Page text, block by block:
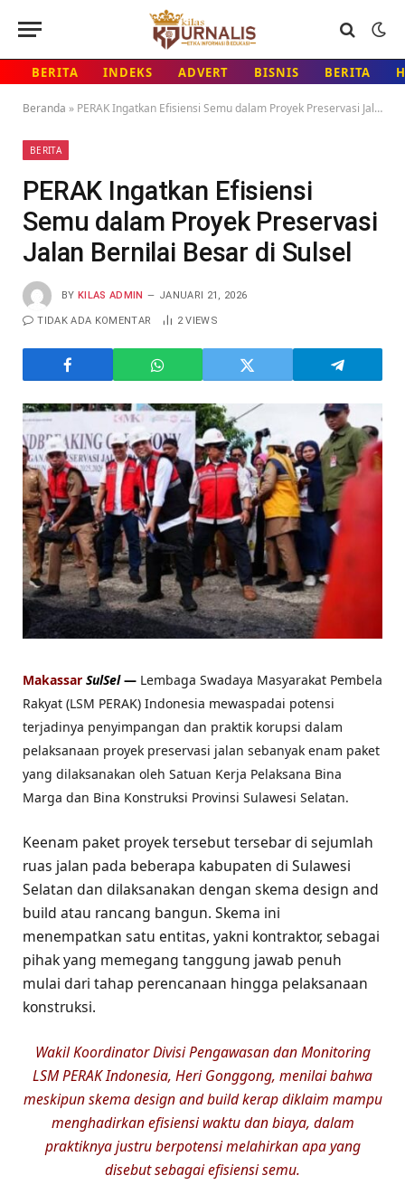
BERITA INDEKS ADVERT BISNIS BERITA
Beranda » PERAK Ingatkan Efisiensi Semu dalam Proyek Preservasi Jalan Bernilai Besar di Sulsel
BERITA
PERAK Ingatkan Efisiensi
Semu dalam Proyek Preservasi
Jalan Bernilai Besar di Sulsel
BY KILAS ADMIN JANUARI 21, 2026
TIDAK ADA KOMENTAR 2VIEWS
Makassar SulSel— Lembaga Swadaya Masyarakat Pembela
Rakyat (LSM PERAK) Indonesia mewaspadai potensi
terjadinya penyimpangan dan praktik korupsi dalam
pelaksanaan proyek preservasi jalan sebanyak enam paket
yang dilaksanakan oleh Satuan Kerja Pelaksana Bina
Marga dan Bina Konstruksi Provinsi Sulawesi Selatan.
Keenam paket proyek tersebut tersebar di sejumlah
ruas jalan pada beberapa kabupaten di Sulawesi
Selatan dan dilaksanakan dengan skema design and
build atau rancang bangun. Skema ini
menempatkan satu entitas, yakni kontraktor, sebagai
pihak yang memegang tanggung jawab penuh
mulai dari tahap perencanaan hingga pelaksanaan
konstruksi.
Wakil Koordinator Divisi Pengawasan dan Monitoring
LSM PERAK Indonesia, Heri Gonggong, menilai bahwa
meskipun skema design and build kerap diklaim mampu
menghadirkan efisiensi waktu dan biaya, dalam
praktiknya justru berpotensi melahirkan apa yang
disebut sebagai efisiensi semu.